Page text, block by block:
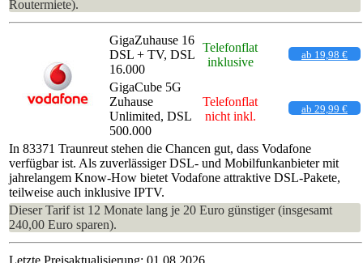
Routermiete).
GigaZuhause 16
DSL + TV, DSL
16.000
Telefonflat
inklusive
ab 19,98 €
GigaCube 5G
Zuhause
Unlimited, DSL
500.000
Telefonflat
nicht inkl.
ab 29,99 €
In 83371 Traunreut stehen die Chancen gut, dass Vodafone
verfügbar ist. Als zuverlässiger DSL- und Mobilfunkanbieter mit
jahrelangem Know-How bietet Vodafone attraktive DSL-Pakete,
teilweise auch inklusive IPTV.
Dieser Tarif ist 12 Monate lang je 20 Euro günstiger (insgesamt
240,00 Euro sparen).
Letzte Preisaktualisierung: 01.08.2026